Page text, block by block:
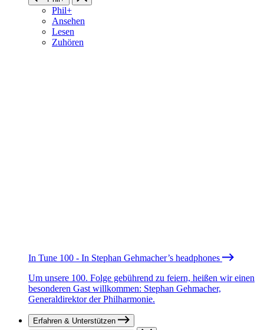
Phil+
Ansehen
Lesen
Zuhören
In Tune 100 - In Stephan Gehmacher’s headphones
Um unsere 100. Folge gebührend zu feiern, heißen wir einen
besonderen Gast willkommen: Stephan Gehmacher,
Generaldirektor der Philharmonie.
Erfahren & Unterstützen